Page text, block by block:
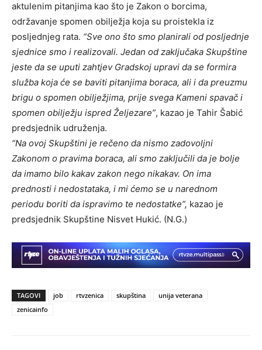
aktulenim pitanjima kao što je Zakon o borcima,
održavanje spomen obilježja koja su proistekla iz
posljednjeg rata. “Sve ono što smo planirali od posljednje
sjednice smo i realizovali. Jedan od zaključaka Skupštine
jeste da se uputi zahtjev Gradskoj upravi da se formira
služba koja će se baviti pitanjima boraca, ali i da preuzmu
brigu o spomen obilježjima, prije svega Kameni spavač i
spomen obilježju ispred Željezare”, kazao je Tahir Šabić
predsjednik udruženja.
“Na ovoj Skupštini je rečeno da nismo zadovoljni
Zakonom o pravima boraca, ali smo zaključili da je bolje
da imamo bilo kakav zakon nego nikakav. On ima
prednosti i nedostataka, i mi ćemo se u narednom
periodu boriti da ispravimo te nedostatke”, kazao je
predsjednik Skupštine Nisvet Hukić. (N.G.)
TAGOVI job rtvzenica skupština
unija veterana
zenicainfo